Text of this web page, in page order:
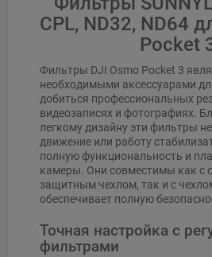
CPL, ND32, ND64
Pocket
Фильтры DJI Osmo Pocket 3
необходимыми аксессуарами
добиться профессиональных
видеозаписях и фотографиях.
легкому дизайну эти фильтры
движение или работу
полную функциональность и
камеры. Они совместимы как с
защитным чехлом, так и с
обеспечивает полную
Точная настройка с
фильтрами